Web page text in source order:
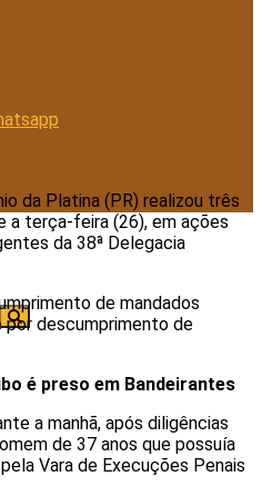
da Platina (PR) realizou três
a terça-feira (26), em ações
da 38ª Delegacia
de mandados
por descumprimento de
é preso em Bandeirantes
a manhã, após diligências
de 37 anos que possuía
Vara de Execuções Penais